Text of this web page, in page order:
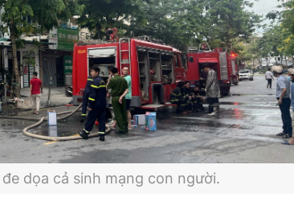
dọa cả sinh mạng con người.